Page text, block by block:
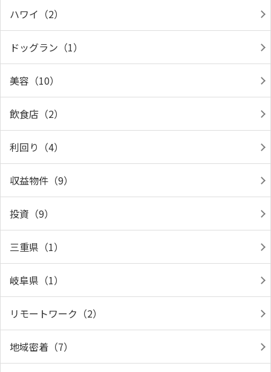
ハワイ（2）
ドッグラン（1）
美容（10）
飲食店（2）
利回り（4）
収益物件（9）
投資（9）
三重県（1）
岐阜県（1）
リモートワーク（2）
地域密着（7）